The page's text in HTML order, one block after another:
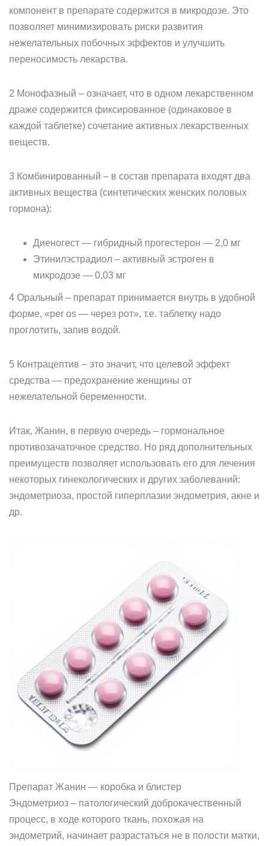
компонент в препарате содержится в микродозе. Это
позволяет минимизировать риски развития
нежелательных побочных эффектов и улучшить
переносимость лекарства.
2 Монофазный – означает, что в одном лекарственном
драже содержится фиксированное (одинаковое в
каждой таблетке) сочетание активных лекарственных
веществ.
3 Комбинированный – в состав препарата входят два
активных вещества (синтетических женских половых
гормона):
Диеногест — гибридный прогестерон — 2,0 мг
Этинилэстрадиол – активный эстроген в
микродозе — 0,03 мг
4 Оральный – препарат принимается внутрь в удобной
форме, «per os — через рот», т.е. таблетку надо
проглотить, запив водой.
5 Контрацептив – это значит, что целевой эффект
средства — предохранение женщины от
нежелательной беременности.
Итак, Жанин, в первую очередь – гормональное
противозачаточное средство. Но ряд дополнительных
преимуществ позволяет использовать его для лечения
некоторых гинекологических и других заболеваний:
эндометриоза, простой гиперплазии эндометрия, акне и
др.
Препарат Жанин — коробка и блистер
Эндометриоз – патологический доброкачественный
процесс, в ходе которого ткань, похожая на
эндометрий, начинает разрастаться не в полости матки,